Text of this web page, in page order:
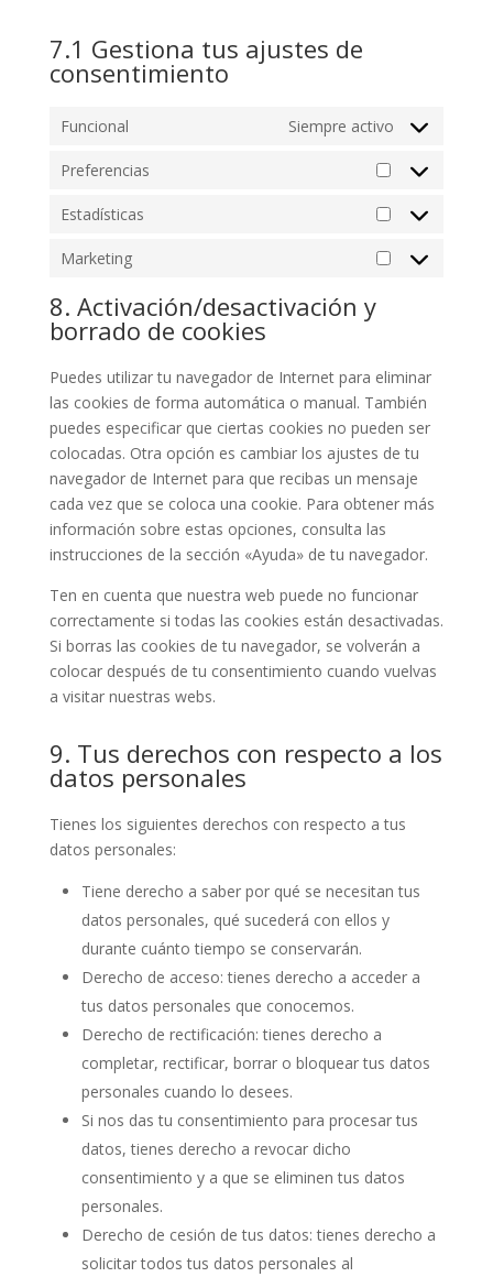
7.1 Gestiona tus ajustes de
consentimiento
Funcional Siempre activo
Preferencias
Preferencias
Estadísticas
Estadísticas
Marketing
Marketing
8. Activación/desactivación y
borrado de cookies
Puedes utilizar tu navegador de Internet para eliminar
las cookies de forma automática o manual. También
puedes especificar que ciertas cookies no pueden ser
colocadas. Otra opción es cambiar los ajustes de tu
navegador de Internet para que recibas un mensaje
cada vez que se coloca una cookie. Para obtener más
información sobre estas opciones, consulta las
instrucciones de la sección «Ayuda» de tu navegador.
Ten en cuenta que nuestra web puede no funcionar
correctamente si todas las cookies están desactivadas.
Si borras las cookies de tu navegador, se volverán a
colocar después de tu consentimiento cuando vuelvas
a visitar nuestras webs.
9. Tus derechos con respecto a los
datos personales
Tienes los siguientes derechos con respecto a tus
datos personales:
Tiene derecho a saber por qué se necesitan tus
datos personales, qué sucederá con ellos y
durante cuánto tiempo se conservarán.
Derecho de acceso: tienes derecho a acceder a
tus datos personales que conocemos.
Derecho de rectificación: tienes derecho a
completar, rectificar, borrar o bloquear tus datos
personales cuando lo desees.
Si nos das tu consentimiento para procesar tus
datos, tienes derecho a revocar dicho
consentimiento y a que se eliminen tus datos
personales.
Derecho de cesión de tus datos: tienes derecho a
solicitar todos tus datos personales al